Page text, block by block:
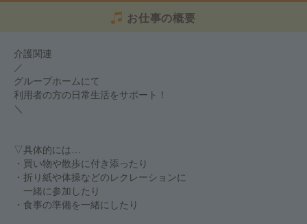
お仕事の概要
介護関連
／
グループホームにて
利用者の方の日常生活をサポート！
＼
▽具体的には…
・買い物や散歩に付き添ったり
・折り紙や体操などのレクレーションに
一緒に参加したり
・食事の準備を一緒にしたり